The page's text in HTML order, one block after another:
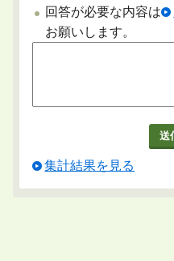
回答が必要な内容は
お願いします。
集計結果を見る